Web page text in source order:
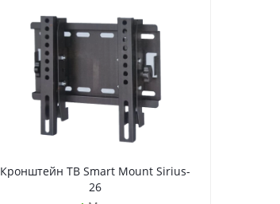
Кронштейн ТВ Smart Mount Sirius-
26